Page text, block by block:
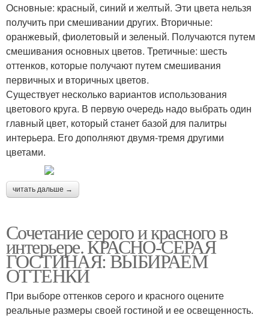
Основные: красный, синий и желтый. Эти цвета нельзя
получить при смешивании других. Вторичные:
оранжевый, фиолетовый и зеленый. Получаются путем
смешивания основных цветов. Третичные: шесть
оттенков, которые получают путем смешивания
первичных и вторичных цветов.
Существует несколько вариантов использования
цветового круга. В первую очередь надо выбрать один
главный цвет, который станет базой для палитры
интерьера. Его дополняют двумя-тремя другими
цветами.
читать дальше →
Сочетание серого и красного в
интерьере. КРАСНО-СЕРАЯ
ГОСТИНАЯ: ВЫБИРАЕМ
ОТТЕНКИ
При выборе оттенков серого и красного оцените
реальные размеры своей гостиной и ее освещенность.